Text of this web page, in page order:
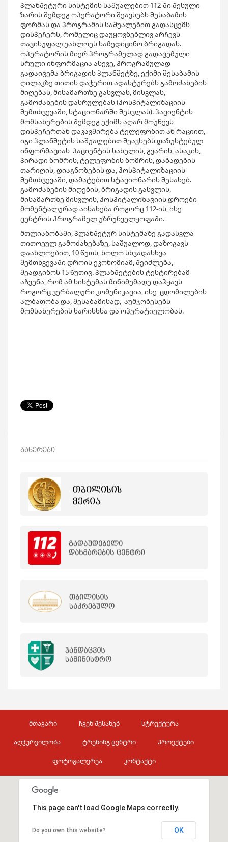
პლანშეტური სისტემის საშუალებით 112-ში შესული
ზარის შემდეგ ოპერატორი შეავსებს შესაბამის
ფორმას და პროგრამის საშუალებით გადასცემს
დისპეჩერს, რომელიც დაუყოვნებლივ არჩევს
თავისუფალ უახლოეს სამედიცინო ბრიგადას.
ოპერატორის მიერ პროგრამულად გადაცემული
სრული ინფორმაცია ასევე, პროგრამულად
გადაიცემა ბრიგადის პლანშეტზე, ექიმი შესაბამის
ღილაკზე თითის დაჭერით ადასტურებს გამოძახების
მიღებას, მისამართზე გასვლას, მისვლას,
გამოძახების დასრულებას (ჰოსპიტალიზაციის
შემთხვევაში, სტაციონარში შესვლას). პაციენტის
მომსახურების შემდეგ ექიმს აღარ მოუწევს
დისპეჩერთან დაკავშირება ტელეფონით ან რაციით,
იგი პლანშეტის საშუალებით შეავსებს დაზუსტებულ
ინფორმაციას პაციენტის სახელის, გვარის, ასაკის,
პირადი ნომრის, ტელეფონის ნომრის, დაბადების
თარიღის, დიაგნოზების და, ჰოსპიტალიზაციის
შემთხვევაში, დამატებით სტაციონარის შესახებ.
გამოძახების მიღების, ბრიგადის გასვლის,
მისამართზე მისვლის, ჰოსპიტალიზაციის დროები
მომენტალურად აისახება როგორც 112-ის, ისე
ცენტრის პროგრამულ უზრუნველყოფაში.
მთლიანობაში, პლანშეტურ სისტემაზე გადასვლა
თითოეულ გამოძახებაზე, საშუალოდ, დაზოგავს
დაახლოებით, 10 წუთს, ხოლო სხვადასხვა
შემთხვევაში დროის ეკონომიამ, შეიძლება,
შეადგინოს 15 წუთიც. პლანშეტების ტესტირებამ
აჩვენა, რომ ამ სისტემას მინიმუმადე დაჰყავს
როგორც ვერბალური კომუნიკაცია, ისე ცდომილების
ალბათობა და, შესაბამისად, აუმჯობესებს
მომსახურების ხარისხსა და ოპერატიულობას.
ბანერები
მთავარი ჩვენ შესახებ სტრუქტურა
აღჭურვილობა ტრენინგ ცენტრი პროექტები
ფოტოგალერეა კონტაქტი
This page can't load Google Maps correctly.
Do you own this website? OK